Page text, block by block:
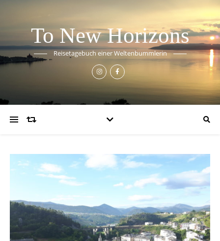
To New Horizons
Reisetagebuch einer Weltenbummlerin